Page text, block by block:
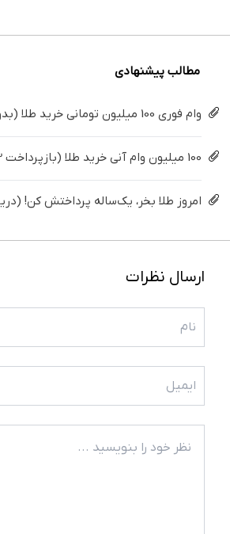
کن
مطالب پیشنهادی
وام فوری 100 میلیون تومانی خرید طلا (بدون ضامن)
100 میلیون وام آنی خرید طلا (بازپرداخت 12 ماهه)
امروز طلا بخر، یک‌ساله پرداختش کن!
ارسال نظرات